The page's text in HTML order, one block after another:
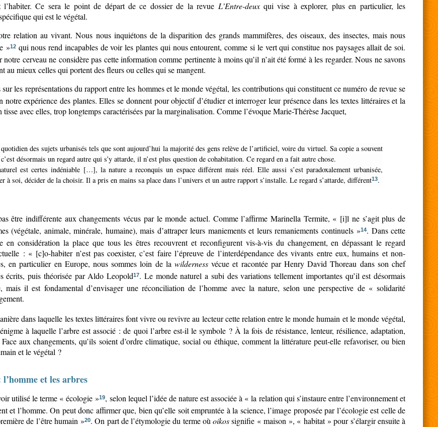
Ce sera le point de départ de ce dossier de la revue L’Entre-deuxqui vise à explorer, plus en particulier, les
qui est le végétal.
relation au vivant. Nous nous inquiétons de la disparition des grands mammifères, des oiseaux, des insectes, mais nous
»12qui nous rend incapables de voir les plantes qui nous entourent, comme si le vert qui constitue nos paysages allait de soi.
cerveau ne considère pas cette information comme pertinente à moins qu’il n’ait été formé à les regarder. Nous ne savons
au mieux celles qui portent des fleurs ou celles qui se mangent.
sur les représentations du rapport entre les hommes et le monde végétal, les contributions qui constituent ce numéro de revue se
expérience des plantes. Elles se donnent pour objectif d’étudier et interroger leur présence dans les textes littéraires et la
avec elles, trop longtemps caractérisées par la marginalisation. Comme l’évoque Marie-Thérèse Jacquet,
désormais un regard autre qui s’y attarde, il n’est plus question de cohabitation. Ce regard en a fait autre chose.
à soi, décider de la choisir. Il a pris en mains sa place dans l’univers et un autre rapport s’installe. Le regard s’attarde, différent13.
être indifférente aux changements vécus par le monde actuel. Comme l’affirme Marinella Termite, « [i]l ne s’agit plus de
(végétale, animale, minérale, humaine), mais d’attraper leurs maniements et leurs remaniements continuels »14. Dans cette
en considération la place que tous les êtres recouvrent et reconfigurent vis-à-vis du changement, en dépassant le regard
: « [c]o-habiter n’est pas coexister, c’est faire l’épreuve de l’interdépendance des vivants entre eux, humains et non-
en particulier en Europe, nous sommes loin de lawildernessvécue et racontée par Henry David Thoreau dans son chef
écrits, puis théorisée par Aldo Leopold17. Le monde naturel a subi des variations tellement importantes qu’il est désormais
mais il est fondamental d’envisager une réconciliation de l’homme avec la nature, selon une perspective de « solidarité
dans laquelle les textes littéraires font vivre ou revivre au lecteur cette relation entre le monde humain et le monde végétal,
à laquelle l’arbre est associé : de quoi l’arbre est-il le symbole ? À la fois de résistance, lenteur, résilience, adaptation,
aux changements, qu’ils soient d’ordre climatique, social ou éthique, comment la littérature peut-elle refavoriser, ou bien
et le végétal ?
et les arbres
utilisé le terme « écologie »19, selon lequel l’idée de nature est associée à « la relation qui s’instaure entre l’environnement et
et l’homme. On peut donc affirmer que, bien qu’elle soit empruntée à la science, l’image proposée par l’écologie est celle de
de l’être humain »20. On part de l’étymologie du terme oùoikossignifie « maison », « habitat » pour s’élargir ensuite à